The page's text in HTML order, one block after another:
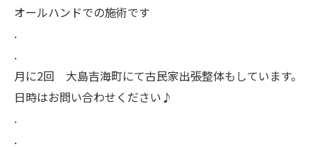
オールハンドでの施術です
.
.
月に2回 大島吉海町にて古民家出張整体もしています。
日時はお問い合わせください♪
.
.